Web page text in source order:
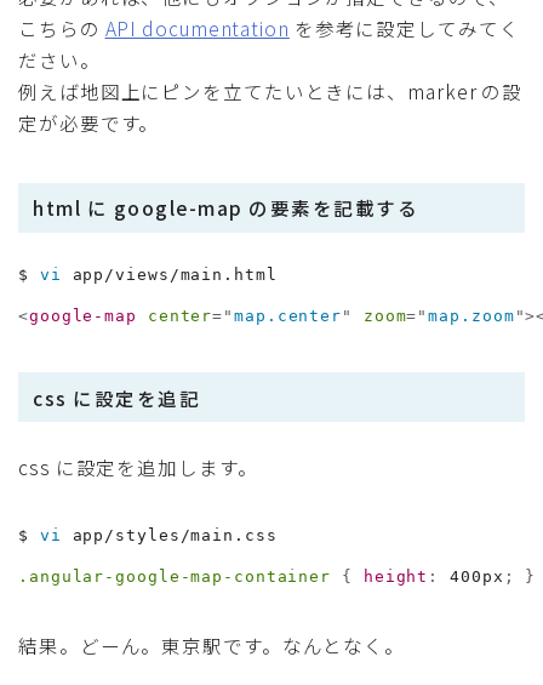
こちらの API documentation を参考に設定してみてく
ださい。
例えば地図上にピンを立てたいときには、marker の設
定が必要です。
html に google-map の要素を記載する
$ vi app/views/main.html
<google-map center= "map.center " zoom= "map.zoom ">
css に設定を追記
css に設定を追加します。
$ vi app/styles/main.css
.angular-google-map-container { height : 400px ; }
結果。どーん。東京駅です。なんとなく。